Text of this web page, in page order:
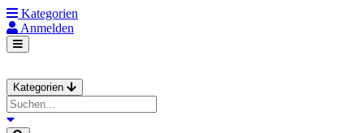
Kategorien
Anmelden
Kategorien